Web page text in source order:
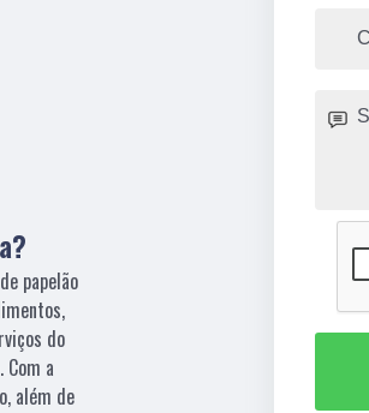
papelão
do
a
além de